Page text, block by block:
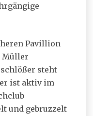
Pavillion
Müller
steht
ist aktiv im
und gebruzzelt